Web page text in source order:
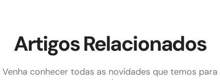
Artigos Relacionados
Venha conhecer todas as novidades que temos para